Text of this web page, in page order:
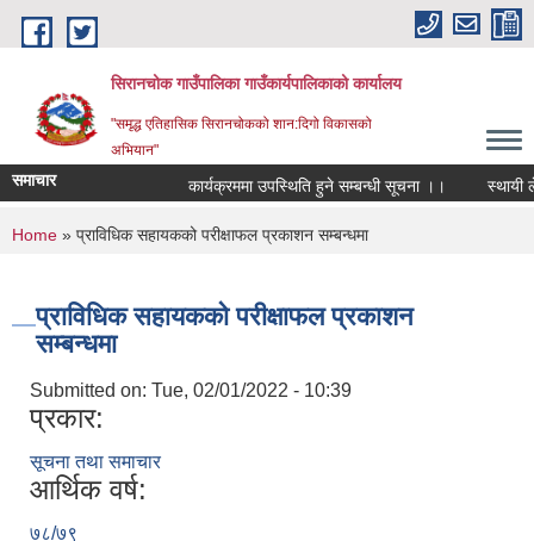
Skip to main content
सिरानचोक गाउँपालिका गाउँकार्यपालिकाको कार्यालय
"समृद्ध एतिहासिक सिरानचोकको शान:दिगो विकासको
अभियान"
समाचार कार्यक्रममा उपस्थिति हुने सम्बन्धी सूचना ।। स्थायी
You are here
Home » प्राविधिक सहायकको परीक्षाफल प्रकाशन सम्बन्धमा
प्राविधिक सहायकको परीक्षाफल प्रकाशन
सम्बन्धमा
Submitted on: Tue, 02/01/2022 - 10:39
प्रकार:
सूचना तथा समाचार
आर्थिक वर्ष:
७८/७९